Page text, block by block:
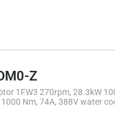
Z
1FW3 270rpm, 28.3kW
Nm, 74A, 388V water